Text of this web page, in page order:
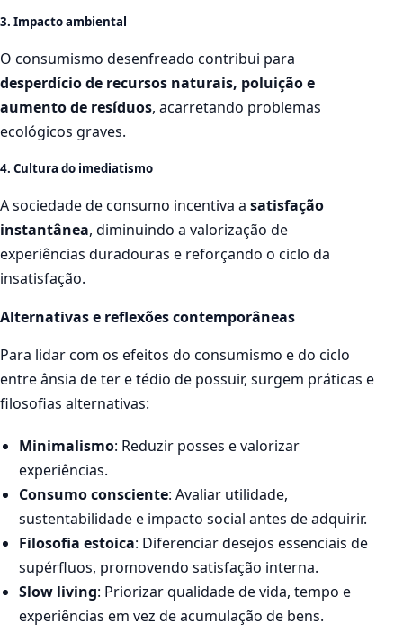
3. Impacto ambiental
O consumismo desenfreado contribui para
desperdício de recursos naturais, poluição e
aumento de resíduos, acarretando problemas
ecológicos graves.
4. Cultura do imediatismo
A sociedade de consumo incentiva a satisfação
instantânea, diminuindo a valorização de
experiências duradouras e reforçando o ciclo da
insatisfação.
Alternativas e reflexões contemporâneas
Para lidar com os efeitos do consumismo e do ciclo
entre ânsia de ter e tédio de possuir, surgem práticas e
filosofias alternativas:
Minimalismo: Reduzir posses e valorizar
experiências.
Consumo consciente: Avaliar utilidade,
sustentabilidade e impacto social antes de adquirir.
Filosofia estoica: Diferenciar desejos essenciais de
supérfluos, promovendo satisfação interna.
Slow living: Priorizar qualidade de vida, tempo e
experiências em vez de acumulação de bens.